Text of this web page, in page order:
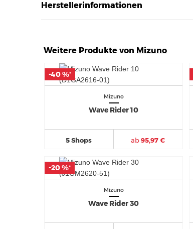
Herstellerinformationen
Weitere Produkte von Mizuno
Mizuno
Wave Rider 10
5 Shops ab95,97 €
-40 %*
-40 %*
Mizuno
Wave Rider 30
-20 %*
-20 %*